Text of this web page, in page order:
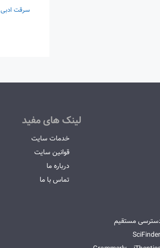
سرقت ادبی
دسترسی مستقیم
لینک های مفید
خدمات سایت
قوانین سایت
درباره ما
تماس با ما